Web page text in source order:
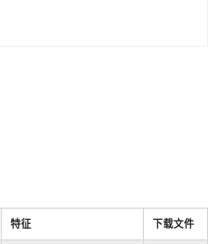
特征 下载文件